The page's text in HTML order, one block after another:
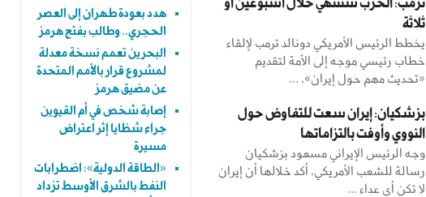
ترمب: الحرب ستنتهي خلال أسبوعين أو
ثلاثة
يخطط الرئيس الأمريكي دونالد ترمب لإلقاء
خطاب رئيسي موجه إلى الأمة لتقديم
«تحديث مهم حول إيران»، ...
بزشكيان: إيران سعت للتفاوض حول
النووي وأوفت بالتزاماتها
وجه الرئيس الإيراني مسعود بزشكيان
رسالة للشعب الأمريكي، أكد خلالها أن إيران
لا تكن أي عداء ...
هدد بعودة طهران إلى العصر
الحجري.. وطالب بفتح هرمز
البحرين تعمم نسخة معدلة
لمشروع قرار بالأمم المتحدة
عن مضيق هرمز
إصابة شخص في أم القيوين
جراء شظايا إثر اعتراض
مسيرة
«الطاقة الدولية»: اضطرابات
النفط بالشرق الأوسط تزداد